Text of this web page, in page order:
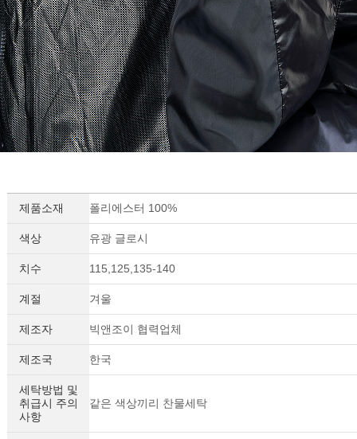
제품소재 폴리에스터 100%
색상 유광 글로시
치수 115,125,135-140
계절 겨울
제조자 빅앤조이 협력업체
제조국 한국
세탁방법 및
취급시 주의
사항
같은 색상끼리 찬물세탁